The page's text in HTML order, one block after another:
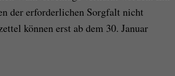
der erforderlichen Sorgfalt nicht
können erst ab dem 30. Januar